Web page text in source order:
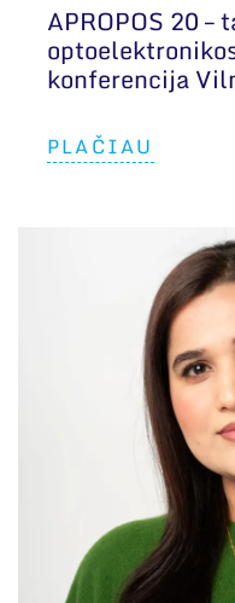
APROPOS 20 –
konferencija
PLAČIAU